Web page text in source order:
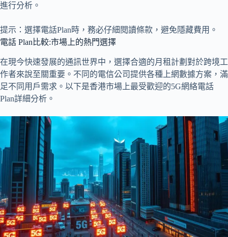
進行分析。
提示：選擇電話Plan時，務必仔細閱讀條款，避免隱藏費用。
電話 Plan比較:市場上的熱門選擇
在現今快速發展的通訊世界中，選擇合適的月租計劃對於跨境工
作者來說至關重要。不同的電信公司提供各種上網數據方案，滿
足不同用戶需求。以下是香港市場上最受歡迎的5G網絡電話
Plan詳細分析。